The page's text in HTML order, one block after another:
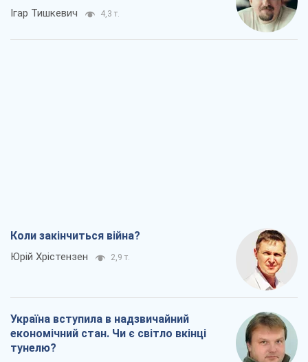
Ігар Тишкевич 4,3 т.
Коли закінчиться війна?
Юрій Хрістензен 2,9 т.
Україна вступила в надзвичайний
економічний стан. Чи є світло вкінці
тунелю?